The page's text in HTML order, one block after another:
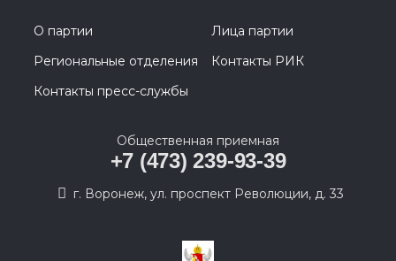
О партии
Лица партии
Региональные отделения
Контакты РИК
Контакты пресс-службы
Общественная приемная
+7 (473) 239-93-39
г. Воронеж, ул. проспект Революции, д. 33